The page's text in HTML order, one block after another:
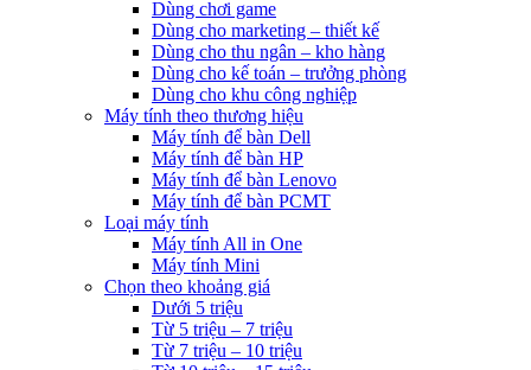
Dùng chơi game
Dùng cho marketing – thiết kế
Dùng cho thu ngân – kho hàng
Dùng cho kế toán – trưởng phòng
Dùng cho khu công nghiệp
Máy tính theo thương hiệu
Máy tính để bàn Dell
Máy tính để bàn HP
Máy tính để bàn Lenovo
Máy tính để bàn PCMT
Loại máy tính
Máy tính All in One
Máy tính Mini
Chọn theo khoảng giá
Dưới 5 triệu
Từ 5 triệu – 7 triệu
Từ 7 triệu – 10 triệu